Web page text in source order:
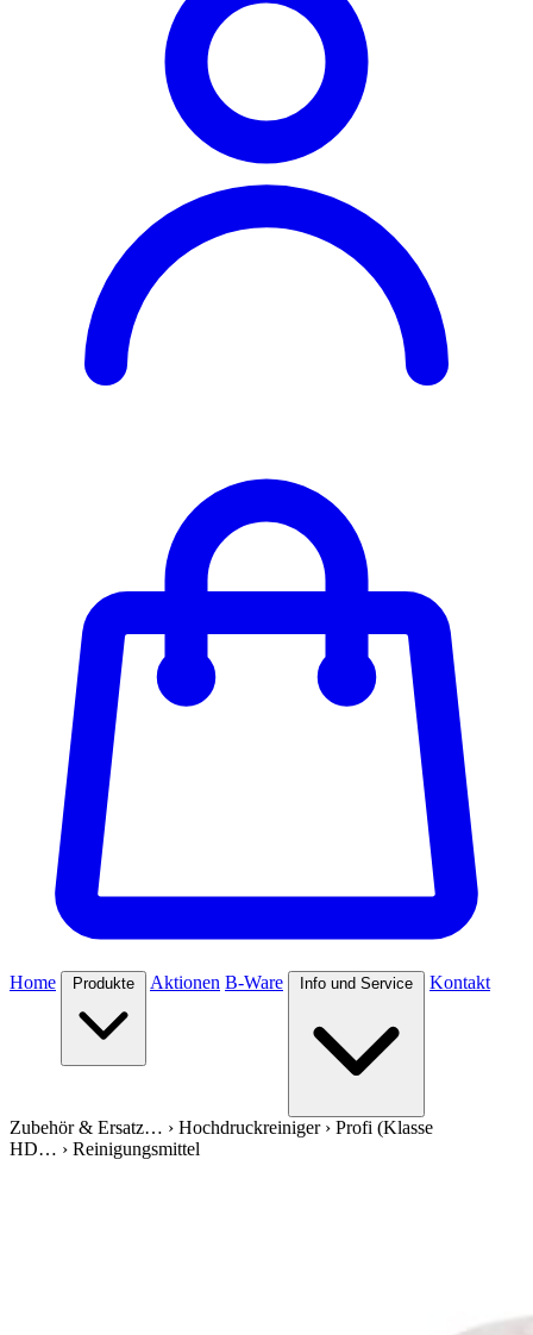
Home Produkte Aktionen B-Ware Info und Service Kontakt
Zubehör & Ersatz… › Hochdruckreiniger› Profi (Klasse
HD… › Reinigungsmittel